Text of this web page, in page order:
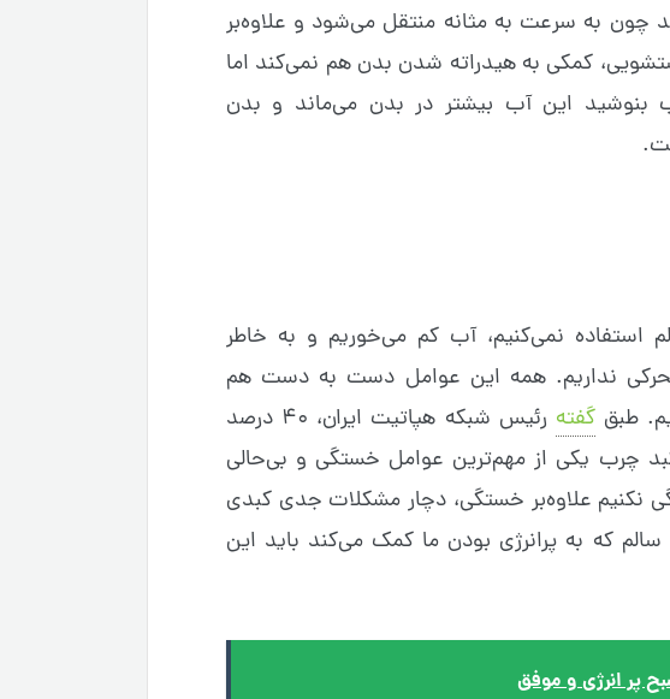
چون به سرعت به مثانه منتقل می‌شود و علاوه‌بر
کمکی به هیدراته شدن بدن هم نمی‌کند اما
بنوشید این آب بیشتر در بدن می‌ماند و بدن
استفاده نمی‌کنیم، آب کم می‌خوریم و به خاطر
نداریم. همه این عوامل دست به دست هم
طبقگفته
رئیس شبکه هپاتیت ایران، ۴۰ درصد
چرب یکی از مهم‌ترین عوامل خستگی و بی‌حالی
نکنیم علاوه‌بر خستگی، دچار مشکلات جدی کبدی
که به پرانرژی بودن ما کمک می‌کند باید این